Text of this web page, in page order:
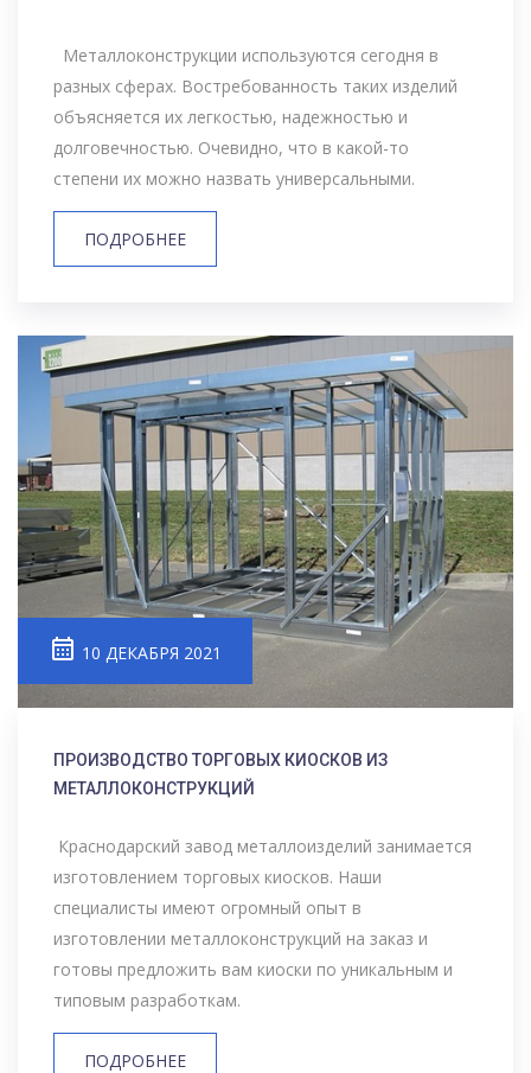
Металлоконструкции используются сегодня в
разных сферах. Востребованность таких изделий
объясняется их легкостью, надежностью и
долговечностью. Очевидно, что в какой-то
степени их можно назвать универсальными.
ПОДРОБНЕЕ
10 ДЕКАБРЯ 2021
ПРОИЗВОДСТВО ТОРГОВЫХ КИОСКОВ ИЗ
МЕТАЛЛОКОНСТРУКЦИЙ
Краснодарский завод металлоизделий занимается
изготовлением торговых киосков. Наши
специалисты имеют огромный опыт в
изготовлении металлоконструкций на заказ и
готовы предложить вам киоски по уникальным и
типовым разработкам.
ПОДРОБНЕЕ